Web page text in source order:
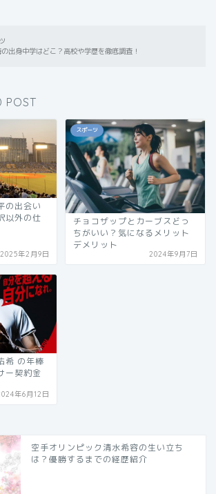
出身中学はどこ？高校や学歴を徹底調査！
POST
の出会い
以外の仕
2025年2月9日
スポーツ
チョコザップとカーブスどっ
ちがいい？気になるメリット
デメリット
2024年9月7日
希 の年棒
ー契約金
年6月12日
空手オリンピック清水希容の生い立ち
は？優勝するまでの経歴紹介